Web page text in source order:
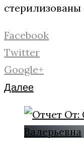
Facebook
Twitter
Google+
Далее